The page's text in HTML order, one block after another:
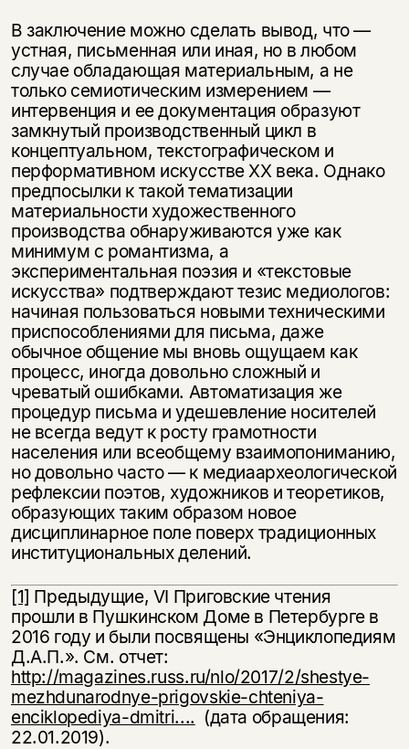
В заключение можно сделать вывод, что —
устная, письменная или иная, но в любом
случае обладающая материальным, а не
только семиотическим измерением —
интервенция и ее документация образуют
замкнутый производственный цикл в
концептуальном, текстографическом и
перформативном искусстве XX века. Однако
предпосылки к такой тематизации
материальности художественного
производства обнаруживаются уже как
минимум с романтизма, а
экспериментальная поэзия и «текстовые
искусства» подтверждают тезис медиологов:
начиная пользоваться новыми техническими
приспособлениями для письма, даже
обычное общение мы вновь ощущаем как
процесс, иногда довольно сложный и
чреватый ошибками. Автоматизация же
процедур письма и удешевление носителей
не всегда ведут к росту грамотности
населения или всеобщему взаимопониманию,
но довольно часто — к медиаархеологической
рефлексии поэтов, художников и теоретиков,
образующих таким образом новое
дисциплинарное поле поверх традиционных
институциональных делений.
[1] Предыдущие, VI Приговские чтения
прошли в Пушкинском Доме в Петербурге в
2016 году и были посвящены «Энциклопедиям
Д.А.П.». См. отчет:
http://magazines.russ.ru/nlo/2017/2/shestye-
mezhdunarodnye-prigovskie-chteniya-
enciklopediya-dmitri.... (дата обращения:
22.01.2019).